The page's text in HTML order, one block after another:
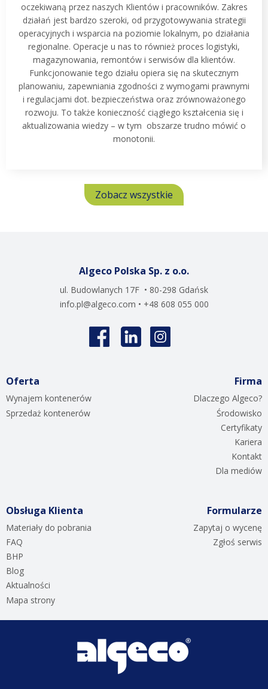
oczekiwaną przez naszych Klientów i pracowników. Zakres
działań jest bardzo szeroki, od przygotowywania strategii
operacyjnych i wsparcia na poziomie lokalnym, po działania
regionalne. Operacje u nas to również proces logistyki,
magazynowania, remontów i serwisów dla klientów.
Funkcjonowanie tego działu opiera się na skutecznym
planowaniu, zapewniania zgodności z wymogami prawnymi
i regulacjami dot. bezpieczeństwa oraz zrównoważonego
rozwoju. To także konieczność ciągłego kształcenia się i
aktualizowania wiedzy – w tym obszarze trudno mówić o
monotonii.
Zobacz wszystkie
Algeco Polska Sp. z o.o.
ul. Budowlanych 17F • 80-298 Gdańsk
info.pl@algeco.com • +48 608 055 000
Oferta
Wynajem kontenerów
Sprzedaż kontenerów
Firma
Dlaczego Algeco?
Środowisko
Certyfikaty
Kariera
Kontakt
Dla mediów
Obsługa Klienta
Materiały do pobrania
FAQ
BHP
Blog
Aktualności
Mapa strony
Formularze
Zapytaj o wycenę
Zgłoś serwis